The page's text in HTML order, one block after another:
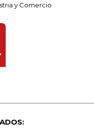
y Comercio